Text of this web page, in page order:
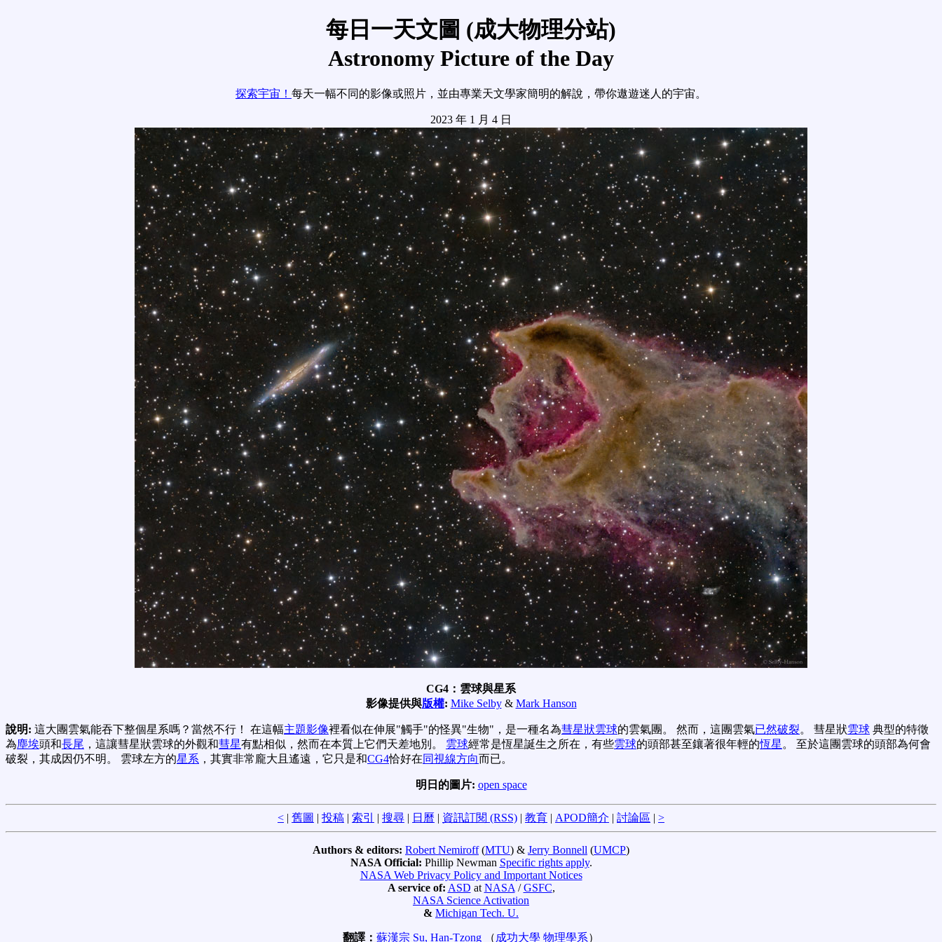
每日一天文圖 (成大物理分站)
Astronomy Picture of the Day
探索宇宙！ 每天一幅不同的影像或照片，並由專業天文學家簡明的解說，帶你遨遊迷人的宇宙。
2023 年 1 月 4 日
CG4：雲球與星系
影像提供與版權: Mike Selby& Mark Hanson
說明: 這大團雲氣能吞下整個星系嗎？當然不行！ 在這幅主題影像裡看似在伸展"觸手"的怪異"生物"，是一種名為彗星狀雲球的雲氣團。 然而，這團雲氣已然破裂。 彗星狀雲球 典型的特徵
為塵埃頭和長尾 ，這讓彗星狀雲球的外觀和彗星有點相似，然而在本質上它們天差地別。 雲球經常是恆星誕生之所在，有些雲球的頭部甚至鑲著很年輕的恆星 。 至於這團雲球的頭部為何會
破裂，其成因仍不明。 雲球左方的星系 ，其實非常龐大且遙遠，它只是和CG4恰好在同視線方向而已。
明日的圖片: open space
< | 舊圖 | 投稿 | 索引 | 搜尋 | 日曆 | 資訊訂閱 (RSS) | 教育 | APOD簡介 | 討論區 | >
Authors & editors: Robert Nemiroff(MTU) & Jerry Bonnell (UMCP)
NASA Official: Phillip Newman Specific rights apply.
NASA Web Privacy Policy and Important Notices
A service of: ASD at NASA /GSFC,
NASA Science Activation
& Michigan Tech. U.
翻譯： 蘇漢宗 Su, Han-Tzong （ 成功大學 物理學系）